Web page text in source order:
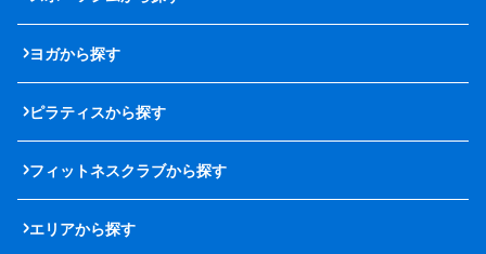
ヨガから探す
ピラティスから探す
フィットネスクラブから探す
エリアから探す